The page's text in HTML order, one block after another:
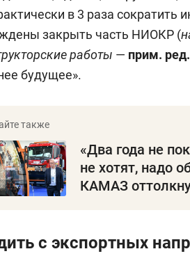
в 3 раза
закрыть часть НИОКР (
работы — прим. ред.
будущее».
«Два года не
не хотят, надо
КАМАЗ
с экспортных